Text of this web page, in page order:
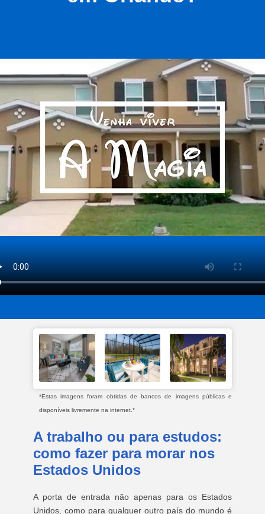
*Estas imagens foram obtidas de bancos de imagens públicas e
disponíveis livremente na internet.*
A trabalho ou para estudos:
como fazer para morar nos
Estados Unidos
A porta de entrada não apenas para os Estados
Unidos, como para qualquer outro país do mundo é